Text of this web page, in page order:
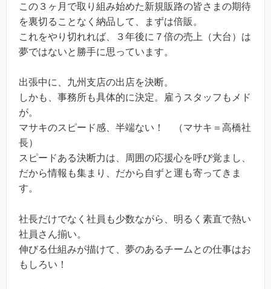
この３ヶ月で取り組み始めた新規販路の皆さまの期待
を裏切ることなく納品して、まずは倍販。
これをやり切れれば、３年後に７倍の売上（大台）は
夢ではないと勝手に思っています。
出張中に、九州支店の出店を決断。
しかも、事務所も具体的に決定。雇うスタッフもメド
が。
マサキのスピード感、半端ない！ （マサキ＝高橋社
長）
スピードある決断力は、周囲の応援心を呼び覚まし、
だから情報も集まり、だから自ずと運も寄ってきま
す。
社長だけでなく社員も少数ながら、明るく素直で熱い
社員さん揃い。
伸びる仕組みが描けて、夢のあるチームとの仕事はお
もしろい！